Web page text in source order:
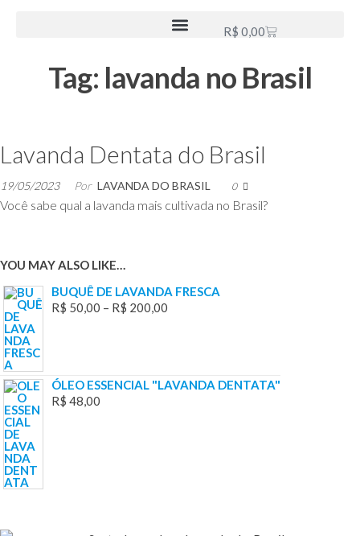
R$ 0,00
Tag: lavanda no Brasil
Lavanda Dentata do Brasil
19/05/2023 Por LAVANDA DO BRASIL 0
Você sabe qual a lavanda mais cultivada no Brasil?
YOU MAY ALSO LIKE…
BUQUÊ DE LAVANDA FRESCA
R$ 50,00 – R$ 200,00
ÓLEO ESSENCIAL "LAVANDA DENTATA"
R$ 48,00